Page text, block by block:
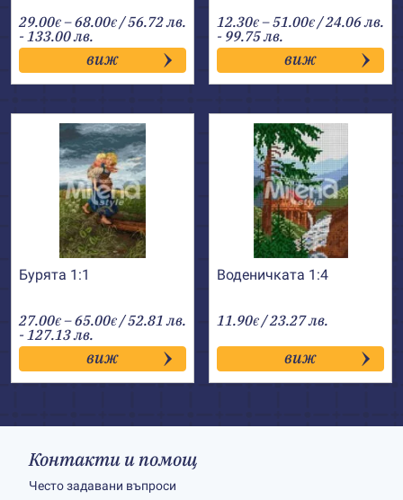
29.00€ –68.00€Price
range:
29.00€
through
68.00€
/ 56.72 лв.
- 133.00 лв.
виж
12.30€ –51.00€Price
range:
12.30€
through
51.00€
/ 24.06 лв.
- 99.75 лв.
виж
Бурята 1:1
27.00€ –65.00€Price
range:
27.00€
through
65.00€
/ 52.81 лв.
- 127.13 лв.
виж
Воденичката 1:4
11.90€ / 23.27 лв.
виж
Контакти и помощ
Често задавани въпроси